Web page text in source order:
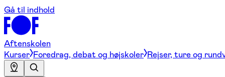
Gå til indhold
Aftenskolen
Kurser Foredrag, debat og højskoler Rejser, ture og